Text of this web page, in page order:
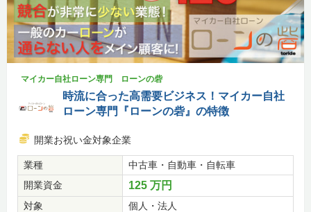
マイカー自社ローン専門 ローンの砦
時流に合った高需要ビジネス！マイカー自社
ローン専門『ローンの砦』の特徴
開業お祝い金対象企業
業種
中古車・自動車・自転車
開業資金
125 万円
対象 個人・法人